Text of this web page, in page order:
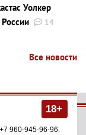
Уолкер
14
Все новости
18+
+7 960-945-96-96